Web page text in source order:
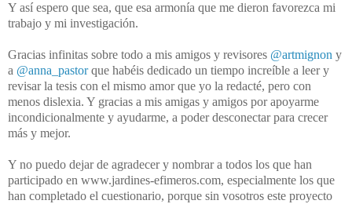
Y así espero que sea, que esa armonía que me dieron favorezca mi
trabajo y mi investigación.
Gracias infinitas sobre todo a mis amigos y revisores @artmignon y
a @anna_pastorque habéis dedicado un tiempo increíble a leer y
revisar la tesis con el mismo amor que yo la redacté, pero con
menos dislexia. Y gracias a mis amigas y amigos por apoyarme
incondicionalmente y ayudarme, a poder desconectar para crecer
más y mejor.
Y no puedo dejar de agradecer y nombrar a todos los que han
participado en www.jardines-efimeros.com, especialmente los que
han completado el cuestionario, porque sin vosotros este proyecto